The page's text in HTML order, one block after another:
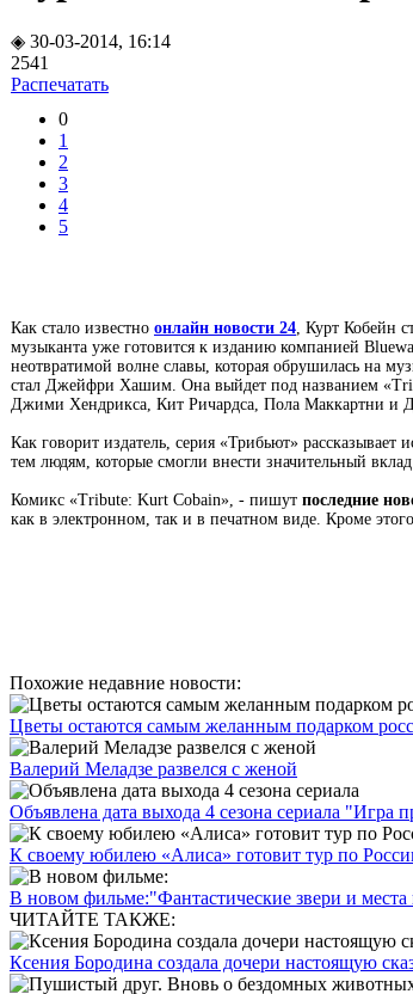
◈ 30-03-2014, 16:14
2541
Распечатать
0
1
2
3
4
5
Как стало известно онлайн новости 24 , Курт Кобейн
музыканта уже готовится к изданию компанией
неотвратимой волне славы, которая обрушилась на
стал Джейфри Хашим. Она выйдет под названием
Джими Хендрикса, Кит Ричардса, Пола Маккартни и
Как говорит издатель, серия «Трибьют»
тем людям, которые смогли внести значительный
Комикс «Tribute: Kurt Cobain», - пишут последние
как в электронном, так и в печатном виде. Кроме
Похожие недавние новости:
Цветы остаются самым желанным подарком
Валерий Меладзе развелся с женой
Объявлена дата выхода 4 сезона сериала "Игра
К своему юбилею «Алиса» готовит тур по
В новом фильме:"Фантастические звери и места
ЧИТАЙТЕ ТАКЖЕ:
Ксения Бородина создала дочери настоящую